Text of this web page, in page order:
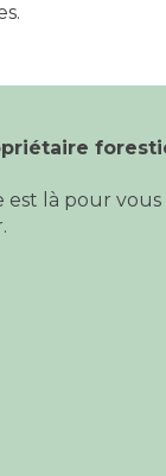
est là pour vous